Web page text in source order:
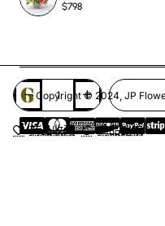
商品收藏 商品比較
$798
Copyright © 2024, JP